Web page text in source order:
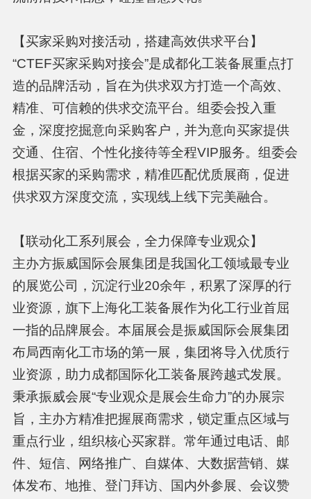
【买家采购对接活动，搭建高效供求平台】
“CTEF买家采购对接会”是成都化工装备展重点打
造的品牌活动，旨在为供求双方打造一个高效、
精准、可信赖的供求交流平台。组委会投入重
金，深度挖掘意向采购客户，并为意向买家提供
交通、住宿、个性化接待等全程VIP服务。组委会
根据买家的采购需求，精准匹配优质展商，促进
供求双方深度交流，实现线上线下完美融合。
【联动化工系列展会，全力保障专业观众】
主办方振威国际会展集团是我国化工领域最专业
的展览公司，沉淀行业20余年，积累了深厚的行
业资源，旗下上海化工装备展作为化工行业首屈
一指的品牌展会。本届展会是振威国际会展集团
布局西南化工市场的第一展，集团将导入优质行
业资源，助力成都国际化工装备展跨越式发展。
秉承振威会展“专业观众是展会生命力”的办展宗
旨，主办方精准把握展商需求，锁定重点区域与
重点行业，组织核心买家群。常年通过电话、邮
件、短信、网络推广、自媒体、大数据营销、媒
体发布、地推、登门拜访、国内外参展、会议赞